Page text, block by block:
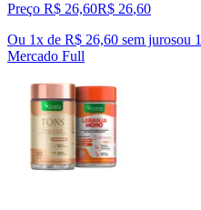
Preço R$ 26,60R$ 26,60
Ou 1x de R$ 26,60 sem jurosou 1
Mercado Full